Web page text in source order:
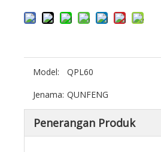
Model:
QPL60
Jenama: QUNFENG
Penerangan Produk